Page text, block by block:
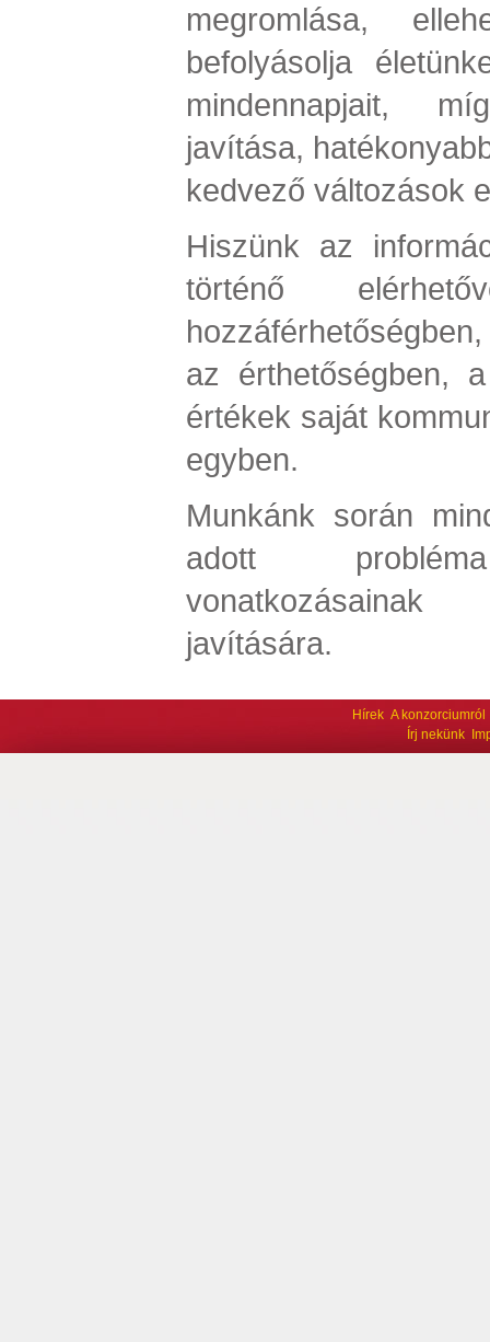
megromlása,
befolyásolja
mindennapjait,
javítása,
kedvező változások
Hiszünk az
történő
az érthetőségben,
értékek saját
egyben.
Munkánk során
adott
javítására.
Hírek A konzorciumról
Írj nekünk